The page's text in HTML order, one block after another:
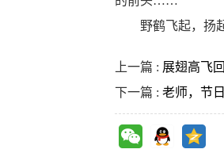
野鹤飞起，扬
上一篇 : 展翅高飞
下一篇 : 老师，节